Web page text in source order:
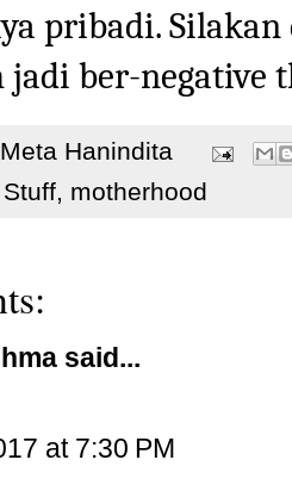
pribadi.
ber-negative
Meta Hanindita
, motherhood
said...
at 7:30 PM